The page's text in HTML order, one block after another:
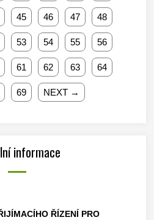
45 46 47 48
53 54 55 56
61 62 63 64
69 NEXT →
informace
ŘÍZENÍ PRO